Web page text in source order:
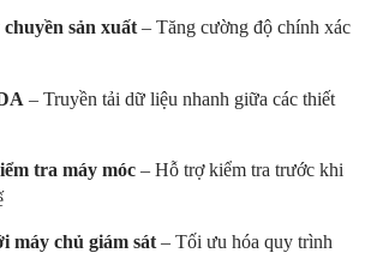
sản xuất– Tăng cường độ chính xác
– Truyền tải dữ liệu nhanh giữa các thiết
tra máy móc– Hỗ trợ kiểm tra trước khi
máy chủ giám sát– Tối ưu hóa quy trình